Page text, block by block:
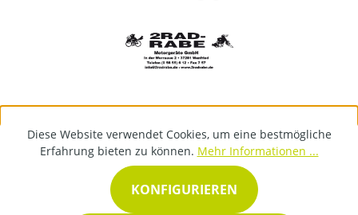
Diese Website verwendet Cookies, um eine bestmögliche
Erfahrung bieten zu können. Mehr Informationen ...
KONFIGURIEREN